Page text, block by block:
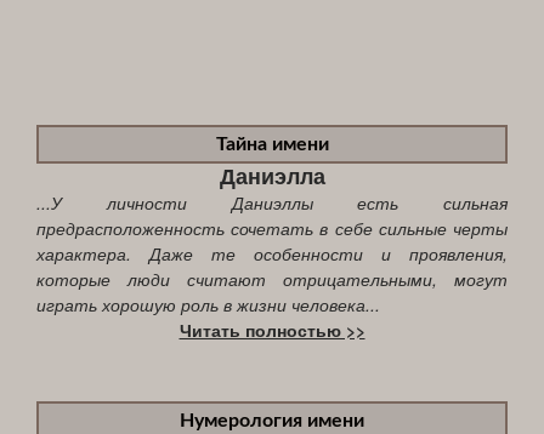
Тайна имени
Даниэлла
...У личности Даниэллы есть сильная
предрасположенность сочетать в себе сильные черты
характера. Даже те особенности и проявления,
которые люди считают отрицательными, могут
играть хорошую роль в жизни человека...
Читать полностью >>
Нумерология имени